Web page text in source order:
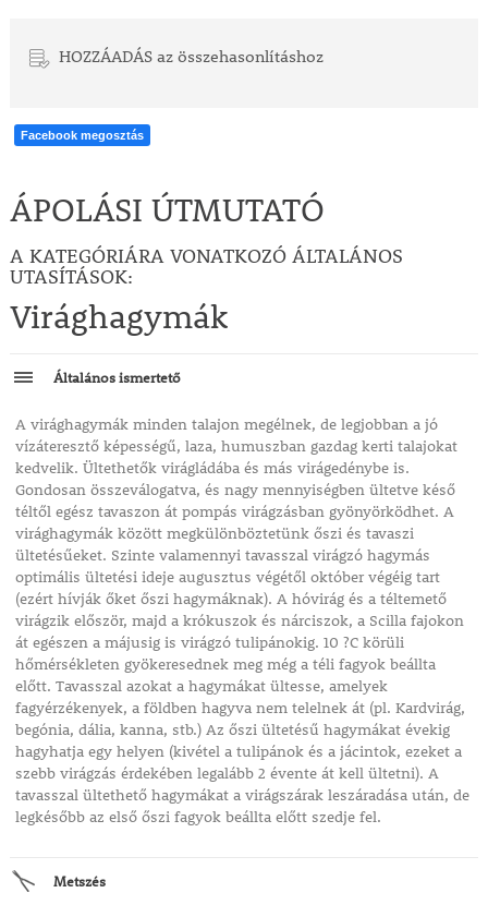
HOZZÁADÁS az összehasonlításhoz
Facebook megosztás
ÁPOLÁSI ÚTMUTATÓ
A KATEGÓRIÁRA VONATKOZÓ ÁLTALÁNOS
UTASÍTÁSOK:
Virághagymák
Általános ismertető
A virághagymák minden talajon megélnek, de legjobban a jó
vízáteresztő képességű, laza, humuszban gazdag kerti talajokat
kedvelik. Ültethetők virágládába és más virágedénybe is.
Gondosan összeválogatva, és nagy mennyiségben ültetve késő
téltől egész tavaszon át pompás virágzásban gyönyörködhet. A
virághagymák között megkülönböztetünk őszi és tavaszi
ültetésűeket. Szinte valamennyi tavasszal virágzó hagymás
optimális ültetési ideje augusztus végétől október végéig tart
(ezért hívják őket őszi hagymáknak). A hóvirág és a téltemető
virágzik először, majd a krókuszok és nárciszok, a Scilla fajokon
át egészen a májusig is virágzó tulipánokig. 10 ?C körüli
hőmérsékleten gyökeresednek meg még a téli fagyok beállta
előtt. Tavasszal azokat a hagymákat ültesse, amelyek
fagyérzékenyek, a földben hagyva nem telelnek át (pl. Kardvirág,
begónia, dália, kanna, stb.) Az őszi ültetésű hagymákat évekig
hagyhatja egy helyen (kivétel a tulipánok és a jácintok, ezeket a
szebb virágzás érdekében legalább 2 évente át kell ültetni). A
tavasszal ültethető hagymákat a virágszárak leszáradása után, de
legkésőbb az első őszi fagyok beállta előtt szedje fel.
Metszés